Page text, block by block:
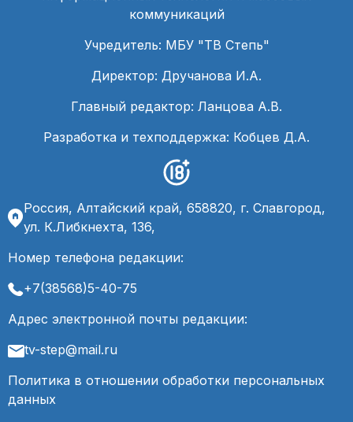
коммуникаций
Учредитель: МБУ "ТВ Степь"
Директор: Дручанова И.А.
Главный редактор: Ланцова А.В.
Разработка и техподдержка: Кобцев Д.А.
Россия, Алтайский край, 658820, г. Славгород,
ул. К.Либкнехта, 136,
Номер телефона редакции:
+7(38568)5-40-75
Адрес электронной почты редакции:
tv-step@mail.ru
Политика в отношении обработки персональных
данных